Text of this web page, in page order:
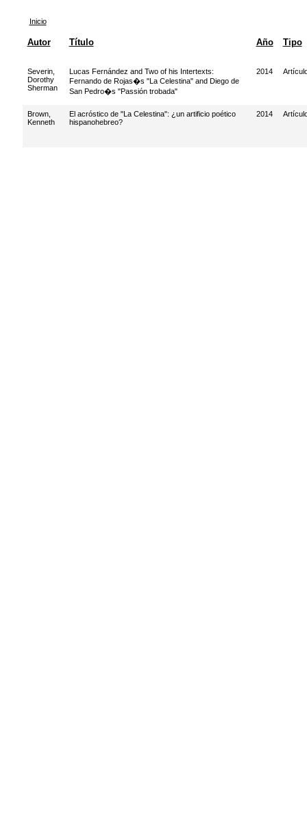
Inicio
Autor Título Año Tipo
Severin,
Dorothy
Sherman
Lucas Fernández and Two of his Intertexts:
Fernando de Rojas�s "La Celestina" and Diego de
San Pedro�s "Passión trobada"
2014
Brown,
Kenneth
El acróstico de "La Celestina": ¿un artificio poético
hispanohebreo?
2014